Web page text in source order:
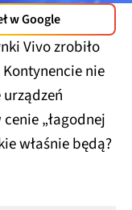
w Google
Vivo zrobiło
nie
„łagodnej
właśnie będą?